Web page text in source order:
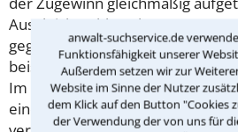
anwalt-suchservice.de
Funktionsfähigkeit unserer
Außerdem setzen wir zur
Website im Sinne der Nutzer
dem Klick auf den Button "Cookies
der Verwendung der von uns für
Ausgleichszahlung kann nur
gegebenenfalls auch gestundet
beispielsweise der Verkauf von
Im Rahmen eines Ehevertrags
eine
Gütertrennungoder eine